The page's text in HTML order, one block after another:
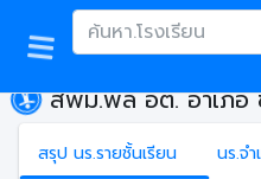
สพม.พล อต. อำเภอ
สรุป นร.รายชั้นเรียน
นร.จ